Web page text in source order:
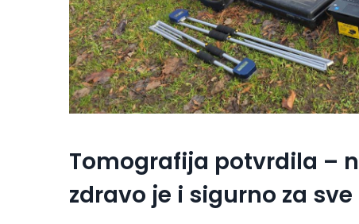
Tomografija potvrdila –
zdravo je i sigurno za